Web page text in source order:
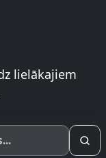
lielākajiem
vai OE koda